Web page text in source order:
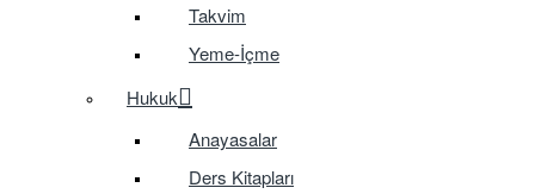
Takvim
Yeme-İçme
Hukuk
Anayasalar
Ders Kitapları